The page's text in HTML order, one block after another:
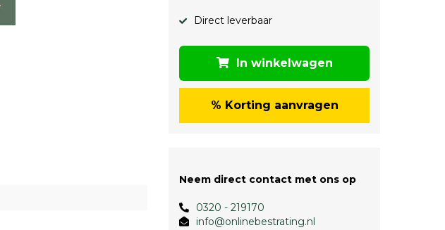
Direct leverbaar
In winkelwagen
% Korting aanvragen
Neem direct contact met ons op
0320 - 219170
info@onlinebestrating.nl